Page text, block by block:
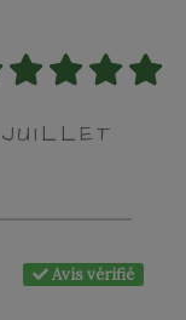
Avis vérifié